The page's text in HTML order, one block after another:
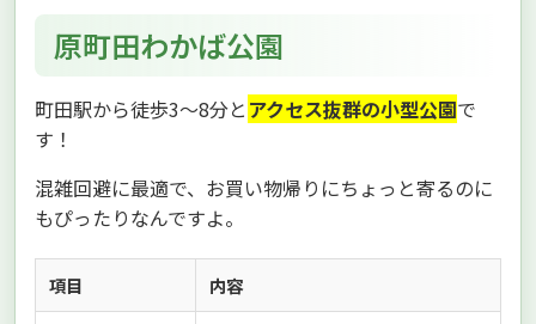
原町田わかば公園
町田駅から徒歩3〜8分と アクセス抜群の小型公園で
す！
混雑回避に最適で、お買い物帰りにちょっと寄るのに
もぴったりなんですよ。
項目 内容